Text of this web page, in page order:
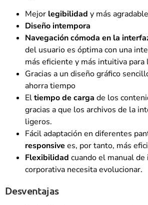
Mejor legibilidad y más
Diseño intempora
Navegación cómoda en la
del usuario es óptima con una
más eficiente y más intuitiva para
Gracias a un diseño gráfico
ahorra tiempo
Eltiempo de carga de los
gracias a que los archivos de la
ligeros.
Fácil adaptación en diferentes
responsive es, por tanto, más
Flexibilidad cuando el manual
corporativa necesita evolucionar.
Desventajas